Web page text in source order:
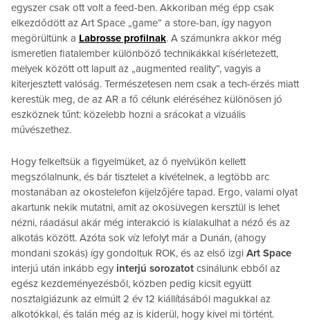
egyszer csak ott volt a feed-ben. Akkoriban még épp csak
elkezdődött az Art Space „game” a store-ban, így nagyon
megörültünk a Labrosse profilnak. A számunkra akkor még
ismeretlen fiatalember különböző technikákkal kísérletezett,
melyek között ott lapult az „augmented reality”, vagyis a
kiterjesztett valóság. Természetesen nem csak a tech-érzés miatt
kerestük meg, de az AR a fő célunk eléréséhez különösen jó
eszköznek tűnt: közelebb hozni a srácokat a vizuális
művészethez.
Hogy felkeltsük a figyelmüket, az ő nyelvükön kellett
megszólalnunk, és bár tisztelet a kivételnek, a legtöbb arc
mostanában az okostelefon kijelzőjére tapad. Ergo, valami olyat
akartunk nekik mutatni, amit az okosüvegen kersztül is lehet
nézni, ráadásul akár még interakció is kialakulhat a néző és az
alkotás között. Azóta sok víz lefolyt már a Dunán, (ahogy
mondani szokás) így gondoltuk ROK, és az első izgi Art Space
interjú után inkább egy interjú sorozatot csinálunk ebből az
egész kezdeményezésből, közben pedig kicsit együtt
nosztalgiázunk az elmúlt 2 év 12 kiállításából magukkal az
alkotókkal, és talán még az is kiderül, hogy kivel mi történt.